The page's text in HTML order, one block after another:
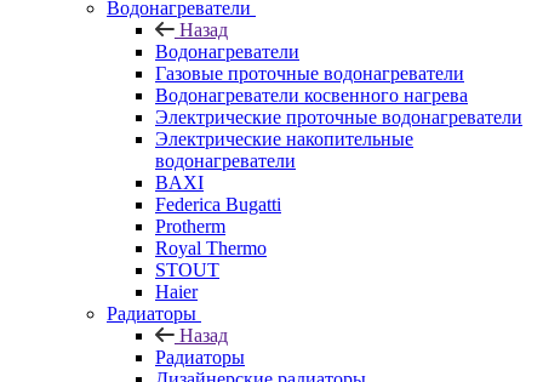
Водонагреватели
Назад
Водонагреватели
Газовые проточные водонагреватели
Водонагреватели косвенного нагрева
Электрические проточные водонагреватели
Электрические накопительные
водонагреватели
BAXI
Federica Bugatti
Protherm
Royal Thermo
STOUT
Haier
Радиаторы
Назад
Радиаторы